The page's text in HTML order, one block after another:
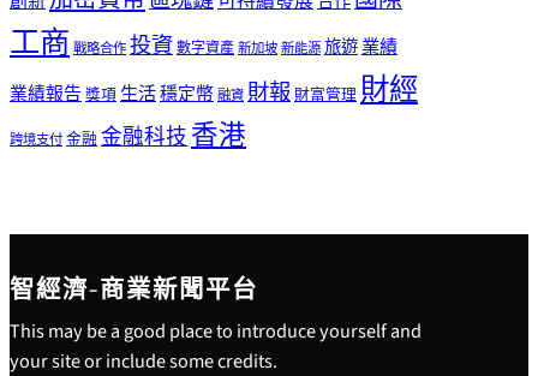
工商 戰略合作投資數字資產新加坡新能源旅遊業績
業績報告 獎項生活穩定幣融資 財報 財富管理 財經
跨境支付金融 金融科技 香港
智經濟-商業新聞平台
This may be a good place to introduce yourself and
your site or include some credits.